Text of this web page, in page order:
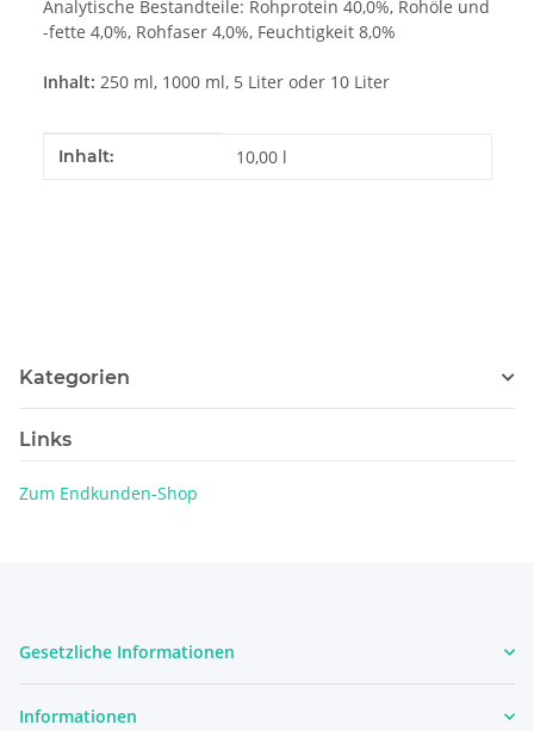
Analytische Bestandteile: Rohprotein 40,0%, Rohöle und
-fette 4,0%, Rohfaser 4,0%, Feuchtigkeit 8,0%
Inhalt: 250 ml, 1000 ml, 5 Liter oder 10 Liter
Produkteigenschaft
Wert
Inhalt: 10,00 l
Kategorien
Links
Zum Endkunden-Shop
Gesetzliche Informationen
Informationen